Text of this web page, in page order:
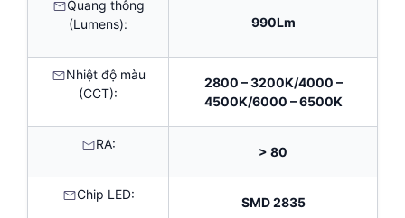
Quang thông
(Lumens):
990Lm
Nhiệt độ màu
(CCT):
2800 – 3200K/4000 –
4500K/6000 – 6500K
RA:
> 80
Chip LED:
SMD 2835